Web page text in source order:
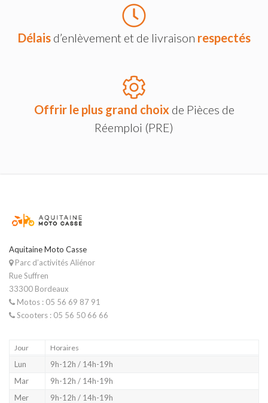
Délaisd’enlèvement et de livraison respectés
Offrir le plus grand choixde Pièces de
Réemploi (PRE)
Aquitaine Moto Casse
Parc d’activités Aliénor
Rue Suffren
33300 Bordeaux
Motos : 05 56 69 87 91
Scooters : 05 56 50 66 66
Jour Horaires
Lun
9h-12h / 14h-19h
Mar
9h-12h / 14h-19h
Mer
9h-12h / 14h-19h